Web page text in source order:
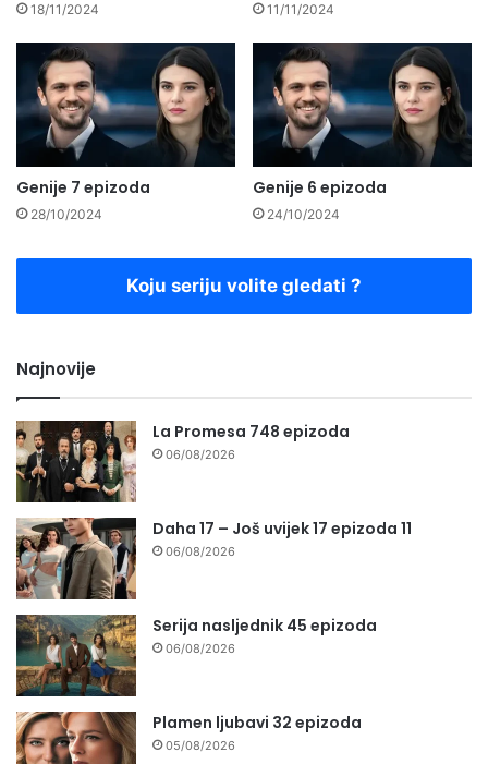
18/11/2024 11/11/2024
Genije 7 epizoda
28/10/2024
Genije 6 epizoda
24/10/2024
Koju seriju volite gledati ?
Najnovije
La Promesa 748 epizoda
06/08/2026
Daha 17 – Još uvijek 17 epizoda 11
06/08/2026
Serija nasljednik 45 epizoda
06/08/2026
Plamen ljubavi 32 epizoda
05/08/2026